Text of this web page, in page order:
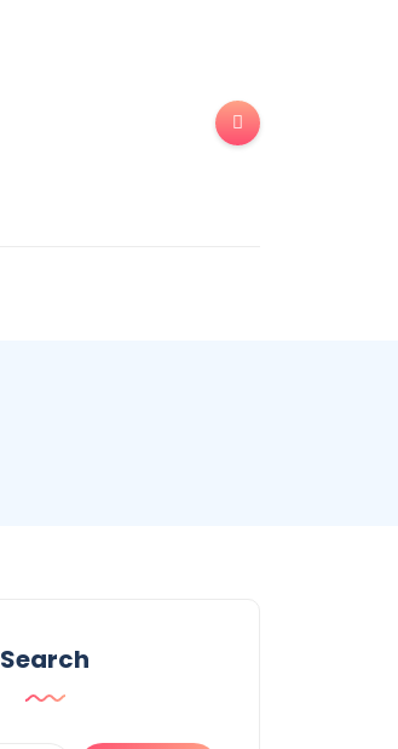
Search